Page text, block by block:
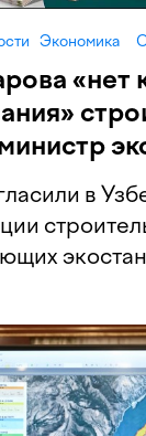
Экономика
«нет
в